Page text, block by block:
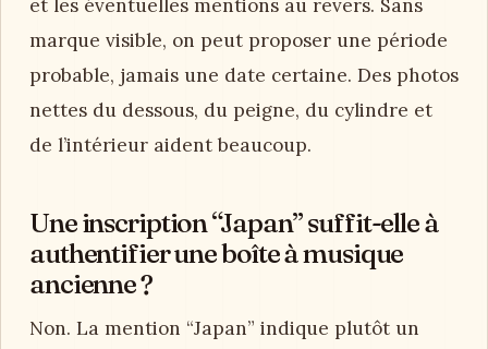
et les éventuelles mentions au revers. Sans
marque visible, on peut proposer une période
probable, jamais une date certaine. Des photos
nettes du dessous, du peigne, du cylindre et
de l’intérieur aident beaucoup.
Une inscription “Japan” suffit-elle à
authentifier une boîte à musique
ancienne ?
Non. La mention “Japan” indique plutôt un